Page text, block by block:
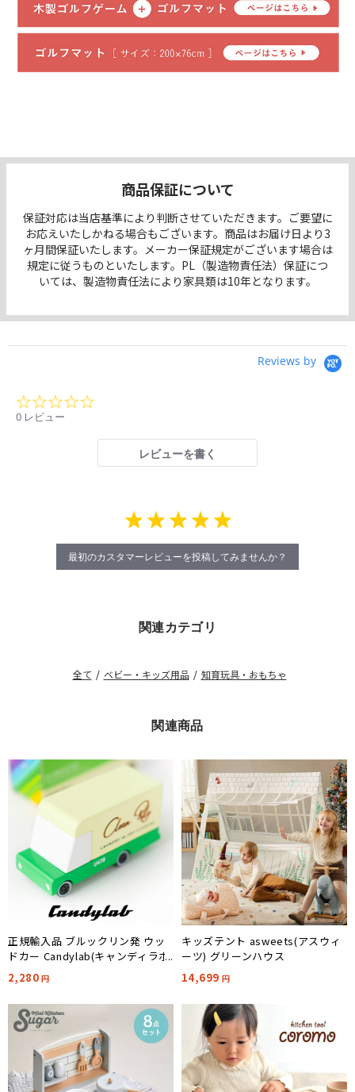
商品保証について
保証対応は当店基準により判断させていただきます。ご要望に
お応えいたしかねる場合もございます。商品はお届け日より3
ヶ月間保証いたします。メーカー保証規定がございます場合は
規定に従うものといたします。PL（製造物責任法）保証につ
いては、製造物責任法により家具類は10年となります。
Reviews by
0 レビュー
レビューを書く
最初のカスタマーレビューを投稿してみませんか？
関連カテゴリ
全て / ベビー・キッズ用品 / 知育玩具・おもちゃ
関連商品
正規輸入品 ブルックリン発 ウッ
ドカー Candylab(キャンディラボ)
Laundry Van CND U479
2,280円
キッズテント asweets(アスウィ
ーツ) グリーンハウス
14,699 円